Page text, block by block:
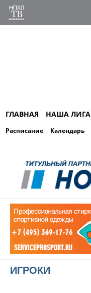
ГЛАВНАЯ НАША ЛИГА
Расписание Календарь
ИГРОКИ